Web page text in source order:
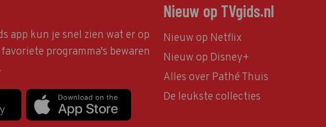
app kun je snel zien wat er op
programma's bewaren
Nieuw op TVgids.nl
Nieuw op Netflix
Nieuw op Disney+
Alles over Pathé Thuis
De leukste collecties